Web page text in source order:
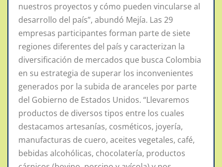
nuestros proyectos y cómo pueden vincularse al
desarrollo del país”, abundó Mejía. Las 29
empresas participantes forman parte de siete
regiones diferentes del país y caracterizan la
diversificación de mercados que busca Colombia
en su estrategia de superar los inconvenientes
generados por la subida de aranceles por parte
del Gobierno de Estados Unidos. “Llevaremos
productos de diversos tipos entre los cuales
destacamos artesanías, cosméticos, joyería,
manufacturas de cuero, aceites vegetales, café,
bebidas alcohólicas, chocolatería, productos